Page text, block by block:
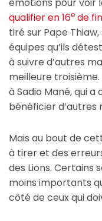
qualifier en 16e de
tiré sur Pape
équipes qu’ils
à suivre d’autres
meilleure
à Sadio Mané, qui
bénéficier
Mais au bout de
à tirer et des
des Lions. Certains
moins importants
côté de ceux qui